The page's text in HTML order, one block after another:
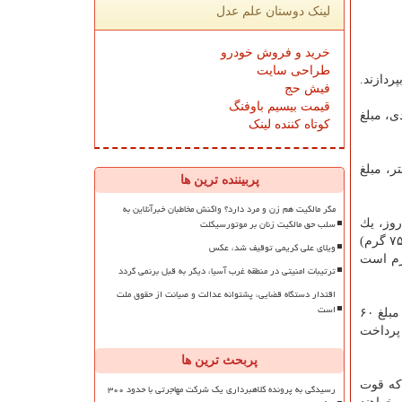
قضای روزه عمدی، مبلغ
مبلغ
روز، یك
مد (حدود ۷۵۰ گرم) طعام مثل گندم است. كفاره عمدی، برای هر روز افطار عمدی، خورانیدن شصت مسكین، هر كدام یك مد (حدود ۷۵۰ گرم)
است
زكات فطره امسال بر اساس قوت غالب گندم مبلغ ۹ هزار تومان و بر اساس قوت غالب برنج خارجی، مبلغ ۲۴هزار تومان و برنج داخلی مبلغ ۶۰
نان تهیه و پرداخت
كه قوت
لینک دوستان علم عدل
خرید و فروش خودرو
طراحی سایت
فیش حج
قیمت بیسیم باوفنگ
کوتاه کننده لینک
پربیننده ترین ها
مگر مالکیت هم زن و مرد دارد؟ واکنش مخاطبان خبرآنلاین به
سلب حق مالکیت زنان بر موتورسیکلت
ویلای علی کریمی توقیف شد، عکس
ترتیبات امنیتی در منطقه غرب آسیا، دیگر به قبل برنمی گردد
اقتدار دستگاه قضایی، پشتوانه عدالت و صیانت از حقوق ملت
است
پربحث ترین ها
رسیدگی به پرونده کلاهبرداری یک شرکت مهاجرتی با حدود ۳۰۰